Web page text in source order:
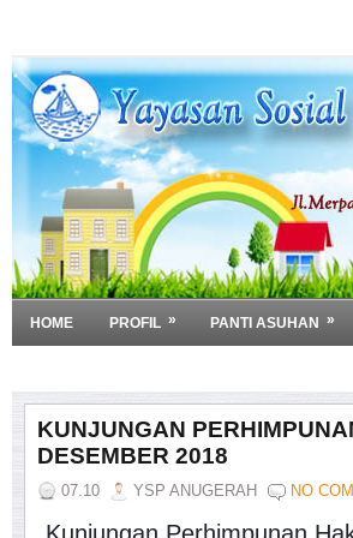
HOME PROFIL » PANTI ASUHAN »
KUNJUNGAN
DESEMBER 2018
07.10 YSP ANUGERAH NO